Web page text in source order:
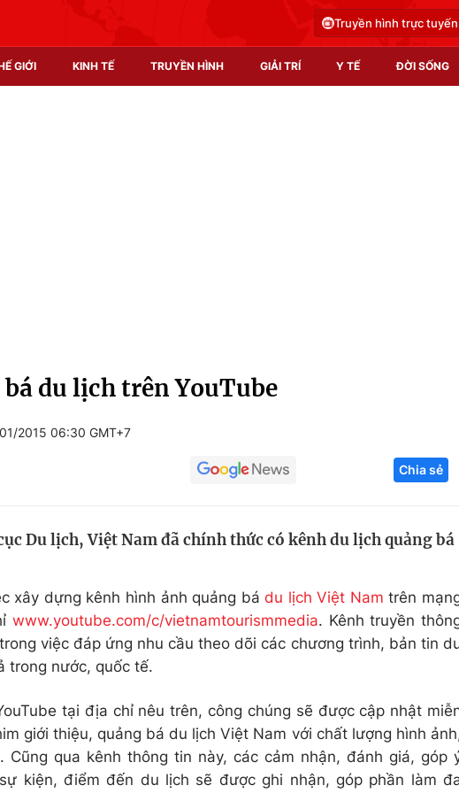
Truyền hình trực tuyến
GIỚI KINH TẾ TRUYỀN HÌNH GIẢI TRÍ Y TẾ ĐỜI SỐNG
Học trực tuyến
Công nghệ
Sản phẩm
Tư vấn
du lịch trên YouTube
2015 06:30 GMT+7
Chia sẻ
Du lịch, Việt Nam đã chính thức có kênh du lịch quảng bá
xây dựng kênh hình ảnh quảng bá du lịch Việt Nam trên
www.youtube.com/c/vietnamtourismmedia. Kênh truyền
việc đáp ứng nhu cầu theo dõi các chương trình, bản tin
trong nước, quốc tế.
tại địa chỉ nêu trên, công chúng sẽ được cập nhật
giới thiệu, quảng bá du lịch Việt Nam với chất lượng hình
Cũng qua kênh thông tin này, các cảm nhận, đánh giá, góp
kiện, điểm đến du lịch sẽ được ghi nhận, góp phần làm